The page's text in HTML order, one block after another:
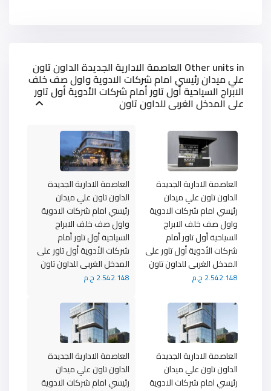
Other units in العاصمة الادارية الجديدة الداون تاون
علي ميدان رئيسي امام شركات الادوية واول صف خلف
الابراج السياحية أول تاور أمام شركات الأدوية أول تاور
على المدخل الغربى للداون تاون
العاصمة الادارية الجديدة
الداون تاون علي ميدان
رئيسي امام شركات الادوية
واول صف خلف الابراج
السياحية أول تاور أمام
شركات الأدوية أول تاور على
المدخل الغربى للداون تاون
2.542.148 ج.م
العاصمة الادارية الجديدة
الداون تاون علي ميدان
رئيسي امام شركات الادوية
واول صف خلف الابراج
السياحية أول تاور أمام
شركات الأدوية أول تاور على
المدخل الغربى للداون تاون
2.542.148 ج.م
العاصمة الادارية الجديدة
الداون تاون علي ميدان
رئيسي امام شركات الادوية
العاصمة الادارية الجديدة
الداون تاون علي ميدان
رئيسي امام شركات الادوية